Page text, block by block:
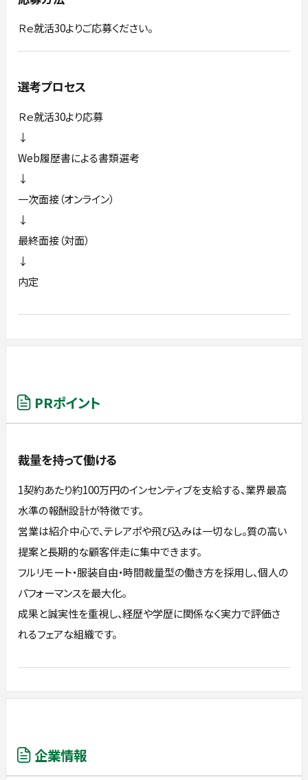
Ｒｅ就活30よりご応募ください。
選考プロセス
Ｒｅ就活30より応募
↓
Web履歴書による書類選考
↓
一次面接（オンライン）
↓
最終面接（対面）
↓
内定
PRポイント
裁量を持って働ける
1契約あたり約100万円のインセンティブを支給する、業界最高
水準の報酬設計が特徴です。
営業は紹介中心で、テレアポや飛び込みは一切なし。質の高い
提案と長期的な顧客伴走に集中できます。
フルリモート・服装自由・時間裁量型の働き方を採用し、個人の
パフォーマンスを最大化。
成果と誠実性を重視し、経歴や学歴に関係なく実力で評価さ
れるフェアな組織です。
企業情報